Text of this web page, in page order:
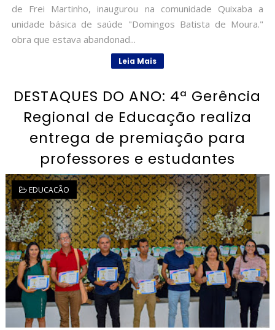
de Frei Martinho, inaugurou na comunidade Quixaba a
unidade básica de saúde "Domingos Batista de Moura."
obra que estava abandonad...
Leia Mais
DESTAQUES DO ANO: 4ª Gerência
Regional de Educação realiza
entrega de premiação para
professores e estudantes
EDUCACÃO